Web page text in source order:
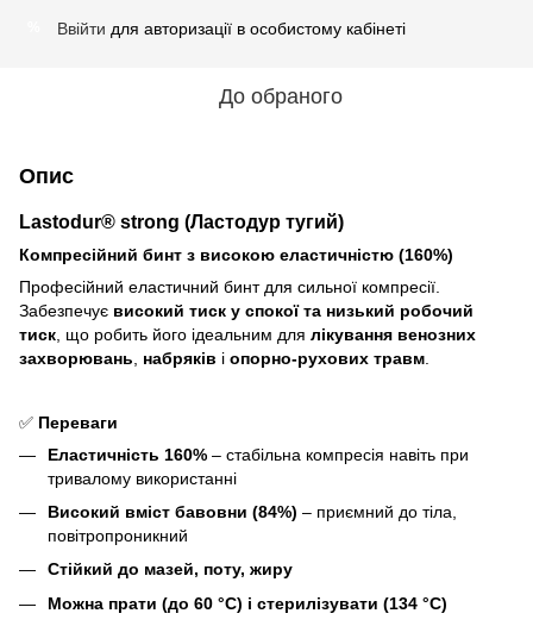
Ввійти для авторизації в особистому кабінеті
До обраного
Опис
Lastodur® strong (Ластодур тугий)
Компресійний бинт з високою еластичністю (160%)
Професійний еластичний бинт для сильної компресії.
Забезпечує високий тиск у спокої та низький робочий
тиск , що робить його ідеальним для лікування венозних
захворювань
набряків і опорно-рухових травм
✅ Переваги
Еластичність 160% – стабільна компресія навіть при
тривалому використанні
Високий вміст бавовни (84%) – приємний до тіла,
повітропроникний
Стійкий до мазей, поту, жиру
Можна прати (до 60 °C) і стерилізувати (134 °C)